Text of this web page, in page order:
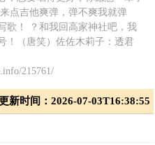
点吉他爽弹，弹不爽我就弹
歌！ ？和我回高家神社吧，我
！（唐笑）佐佐木莉子：透君
215761/
新时间：2026-07-03T16:38:55